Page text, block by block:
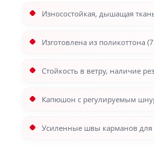
Износостойкая, дышащая
Изготовлена из поликоттона
Стойкость в ветру, наличие
Капюшон с регулируемым
Усиленные швы карманов для